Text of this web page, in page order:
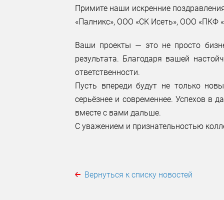
Примите наши искренние
«Палникс», ООО «СК Исеть», ООО «ПКФ
Ваши проекты — это не просто
результата. Благодаря вашей
ответственности.
Пусть впереди будут не только
серьёзнее и современнее. Успехов в
вместе с вами дальше.
С уважением и признательностью
Вернуться к списку новостей